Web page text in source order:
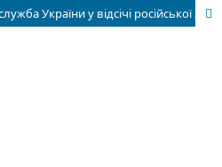
Державна прикордонна служба України у відсічі російської збройної агресії (2014—2018 рр.): напрями історичних досліджень